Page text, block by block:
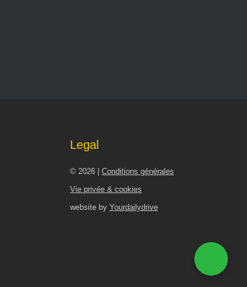
Legal
© 2026 | Conditions générales
Vie privée & cookies
website by Yourdailydrive